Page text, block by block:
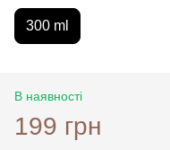
300 ml
В наявності
199 грн